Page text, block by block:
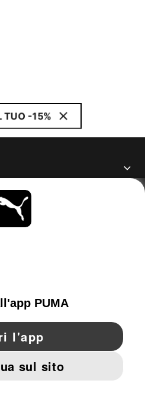
TUO -15%
Pinterest
DATI AZIENDALI E LEGALI